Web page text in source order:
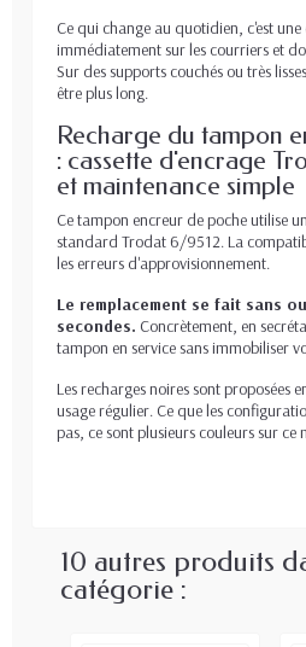
Ce qui change au quotidien, c'est
immédiatement sur les courriers et
Sur des supports couchés ou très
être plus long.
Recharge du tampon
: cassette d'encrage
et maintenance simple
Ce tampon encreur de poche utilise
standard Trodat 6/9512. La
les erreurs d'approvisionnement.
Le remplacement se fait sans
secondes. Concrètement, en
tampon en service sans immobiliser
Les recharges noires sont proposées
usage régulier. Ce que les
pas, ce sont plusieurs couleurs sur ce
10 autres produits
catégorie :